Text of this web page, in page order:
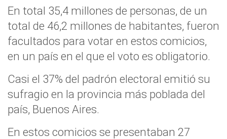
En total 35,4 millones de personas, de un
total de 46,2 millones de habitantes, fueron
facultados para votar en estos comicios,
en un país en el que el voto es obligatorio.
Casi el 37% del padrón electoral emitió su
sufragio en la provincia más poblada del
país, Buenos Aires.
En estos comicios se presentaban 27